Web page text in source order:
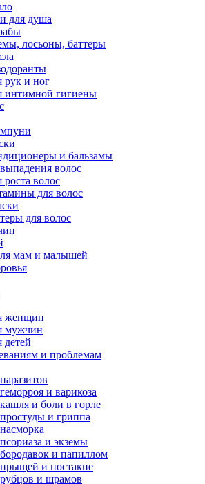
для душа
лосьоны, баттеры
рук и ног
интимной гигиены
и бальзамы
волос
роста волос
для волос
для волос
мам и малышей
женщин
мужчин
детей
и проблемам
и варикоза
и боли в горле
и гриппа
и экземы
и папиллом
и постакне
и шрамов